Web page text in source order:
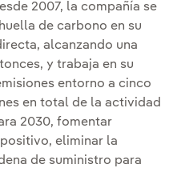
2007, la compañía se
de carbono en su
alcanzando una
y trabaja en su
entorno a cinco
en total de la actividad
2030, fomentar
eliminar la
de suministro para